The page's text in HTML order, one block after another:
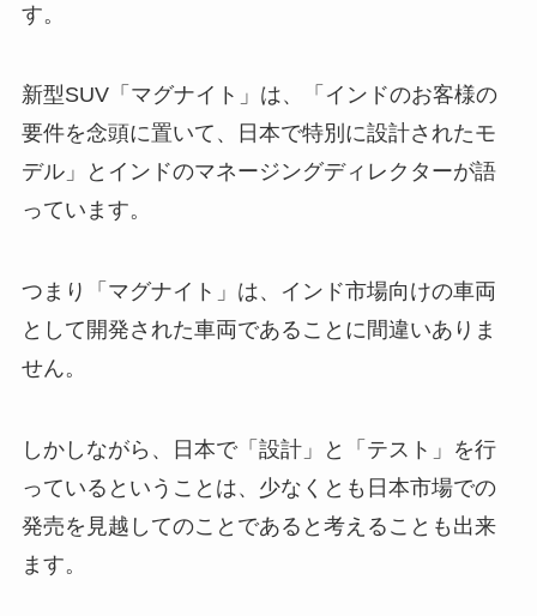
す。
新型SUV「マグナイト」は、
「インドのお客様の
要件を念頭に置いて、日本で特別に設計されたモ
デル」とインドのマネージングディレクターが語
っています。
つまり「マグナイト」は、インド市場向けの車両
として開発された車両であることに間違いありま
せん。
しかしながら、
日本で「設計」と「テスト」を行
っているということは、少なくとも日本市場での
発売を見越してのことである と考えることも出来
ます。